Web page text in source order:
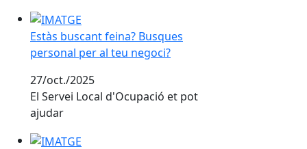
Estàs buscant feina? Busques personal per al teu
Estàs buscant feina? Busques
personal per al teu negoci?
27/oct./2025
El Servei Local d'Ocupació et pot
ajudar
Estàs buscant feina? Busques personal per al teu